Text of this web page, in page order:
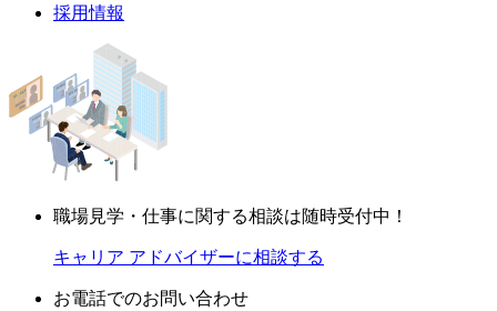
採用情報
職場見学・仕事に関する相談は随時受付中！
キャリア アドバイザーに相談する
お電話でのお問い合わせ